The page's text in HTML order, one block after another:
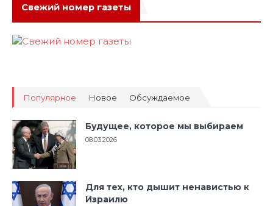
Свежий номер газеты
Популярное Новое Обсуждаемое
Будущее, которое мы выбираем
08.03.2026
Для тех, кто дышит ненавистью к
Израилю